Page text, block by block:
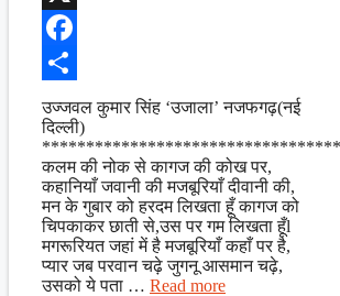
X
Facebook
उज्जवल कुमार सिंह ‘उजाला’ नजफगढ़(नई
दिल्ली)
कलम की नोक से कागज की कोख पर,
कहानियाँ जवानी की मजबूरियाँ दीवानी की,
मन के गुबार को हरदम लिखता हूँ कागज को
चिपकाकर छाती से,उस पर गम लिखता हूँl
मगरूरियत जहां में है मजबूरियाँ कहाँ पर है,
प्यार जब परवान चढ़े जुगनू आसमान चढ़े,
उसको ये पता … Read more